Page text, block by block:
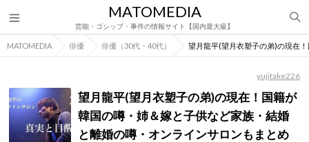
MATOMEDIA
芸能・ゴシップ・事件の情報サイト【国内最大級】
MATOMEDIA 俳優 俳優（30代・40代） 望月龍平(望月衣塑子の弟)の現在
yujitake226
望月龍平(望月衣塑子の弟)の現在！国籍が
韓国の噂・姉＆嫁と子供など家族・結婚
と離婚の噂・オンラインサロンもまとめ